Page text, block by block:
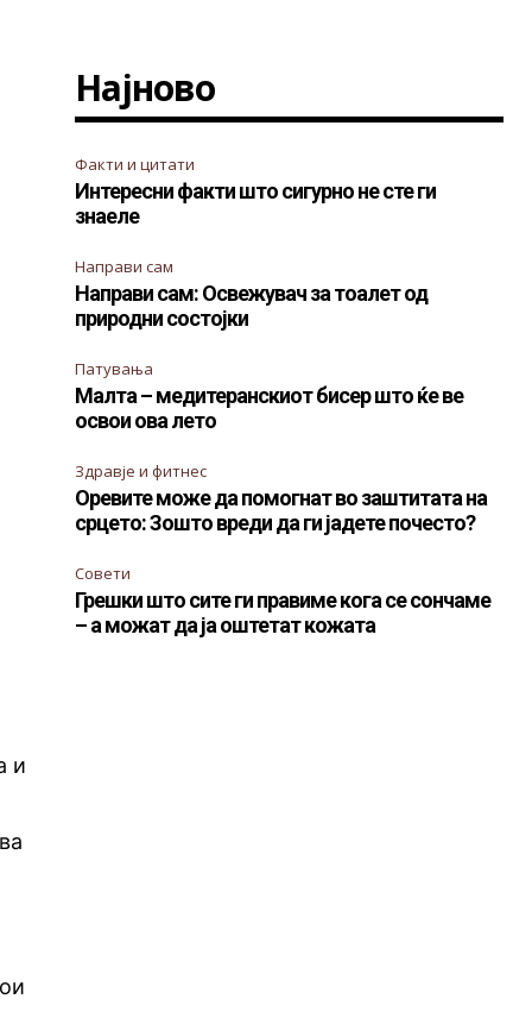
и
Најново
Факти и цитати
Интересни факти што сигурно не сте ги
знаеле
Направи сам
Направи сам: Освежувач за тоалет од
природни состојки
Патувања
Малта – медитеранскиот бисер што ќе ве
освои ова лето
Здравје и фитнес
Оревите може да помогнат во заштитата на
срцето: Зошто вреди да ги јадете почесто?
Совети
Грешки што сите ги правиме кога се сончаме
– а можат да ја оштетат кожата